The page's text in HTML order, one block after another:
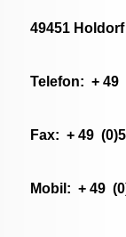
49451
Telefon: + 49
Fax: + 49
Mobil: + 49